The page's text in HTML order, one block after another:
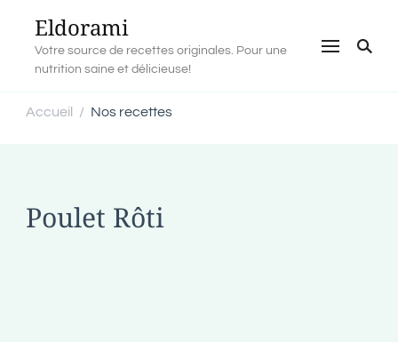
Eldorami
Votre source de recettes originales. Pour une
nutrition saine et délicieuse!
Accueil / Nos recettes
Poulet Rôti